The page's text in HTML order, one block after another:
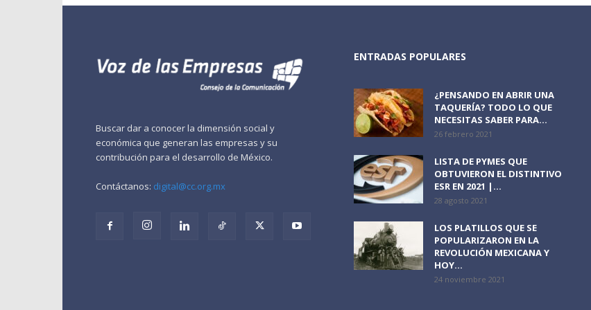
Buscar dar a conocer la dimensión social y
económica que generan las empresas y su
contribución para el desarrollo de México.
Contáctanos: digital@cc.org.mx
ENTRADAS POPULARES
¿PENSANDO EN ABRIR UNA
TAQUERÍA? TODO LO QUE
NECESITAS SABER PARA...
26 febrero 2021
LISTA DE PYMES QUE
OBTUVIERON EL DISTINTIVO
ESR EN 2021 |...
28 agosto 2021
LOS PLATILLOS QUE SE
POPULARIZARON EN LA
REVOLUCIÓN MEXICANA Y
HOY...
24 noviembre 2021